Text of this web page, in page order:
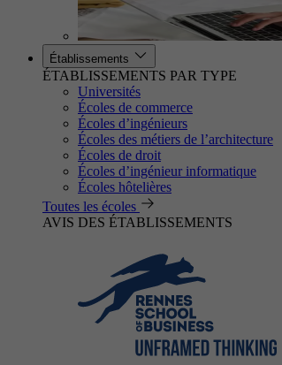
Établissements
ÉTABLISSEMENTS PAR TYPE
Universités
Écoles de commerce
Écoles d’ingénieurs
Écoles des métiers de l’architecture
Écoles de droit
Écoles d’ingénieur informatique
Écoles hôtelières
Toutes les écoles
AVIS DES ÉTABLISSEMENTS